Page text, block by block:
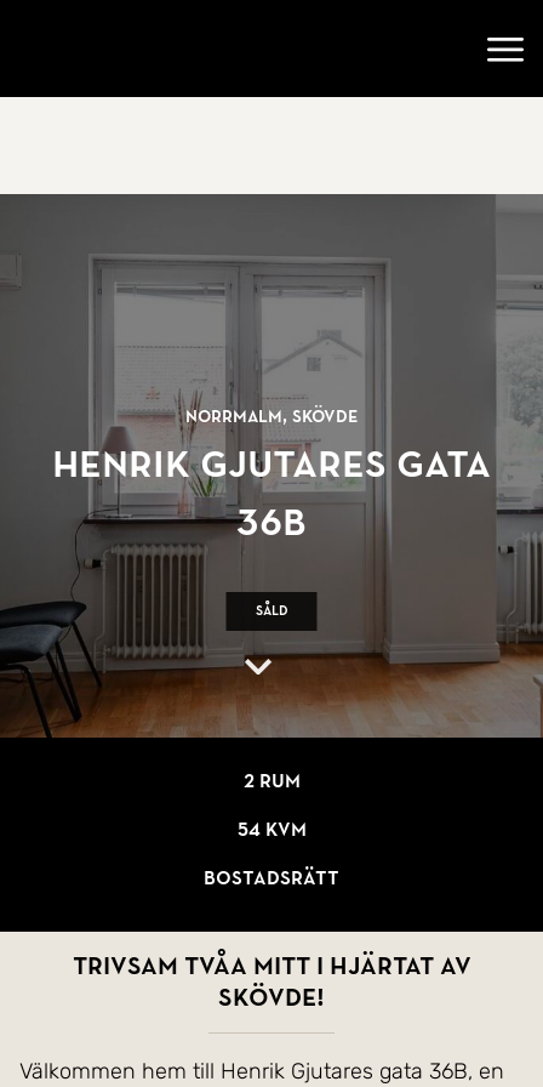
Norrmalm, Skövde
Henrik gjutares gata
36B
Såld
2 rum
54 kvm
Bostadsrätt
Trivsam tvåa mitt i hjärtat av
Skövde!
Välkommen hem till Henrik Gjutares gata 36B, en